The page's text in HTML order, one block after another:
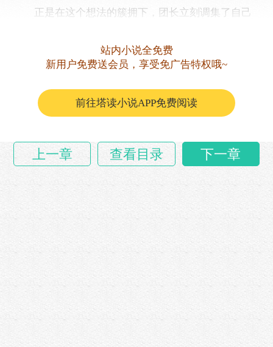
正是在这个想法的簇拥下，团长立刻调集了自己
站内小说全免费
新用户免费送会员，享受免广告特权哦~
前往塔读小说APP免费阅读
上一章 查看目录 下一章